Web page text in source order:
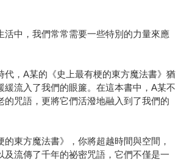
活中，我們常常需要一些特別的力量來應
代，A某的《史上最有梗的東方魔法書》猶
緩流入了我們的眼簾。在這本書中，A某不
的咒語，更將它們活潑地融入到了我們的
的東方魔法書》，你將超越時間與空間，
及流傳了千年的祕密咒語，它們不僅是一